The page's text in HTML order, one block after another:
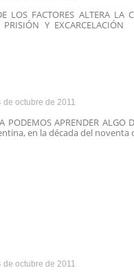
LOS FACTORES ALTERA LA
PRISIÓN Y
de octubre de 2011
PODEMOS APRENDER ALGO
en la década del noventa
de octubre de 2011